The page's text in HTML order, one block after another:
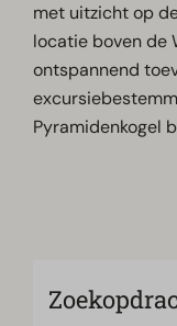
met uitzicht op
locatie boven de
ontspannend
Pyramidenkogel